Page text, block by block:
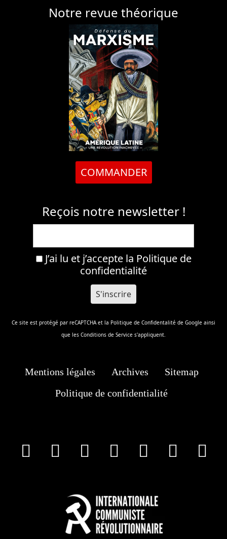
Notre revue théorique
COMMANDER
Reçois notre newsletter !
J’ai lu et j’accepte la Politique de
confidentialité
Ce site est protégé par reCAPTCHA et la Politique de Confidentalité de Google ainsi
que les Conditions de Service s'appliquent.
Mentions légales Archives
Sitemap
Politique de confidentialité
facebookInstagram
Youtube
Tik Tok